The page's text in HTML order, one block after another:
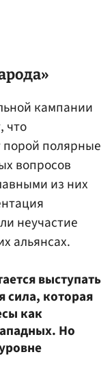
кампании
что
полярные
вопросов
из них
неучастие
альянсах.
выступать
сила, которая
как
Но